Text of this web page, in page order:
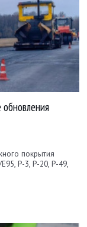
покрытия
Р-3, Р-20, Р-49,